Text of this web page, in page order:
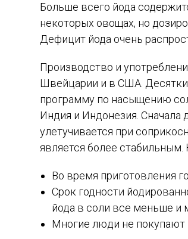
Больше всего йода
некоторых овощах, но
Дефицит йода очень
Производство и
Швейцарии и в США. Десятки
программу по насыщению
Индия и Индонезия. Сначала
улетучивается при
является более стабильным.
Во время приготовления
Срок годности
йода в соли все меньше и
Многие люди не покупают